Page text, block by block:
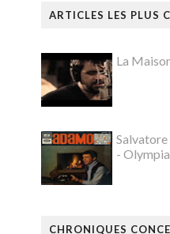
ARTICLES LES PLUS
La
-
CHRONIQUES